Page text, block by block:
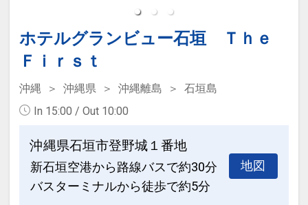
ホテルグランビュー石垣 Ｔｈｅ
Ｆｉｒｓｔ
沖縄 沖縄県 沖縄離島
石垣島
In 15:00 / Out 10:00
沖縄県石垣市登野城１番地
新石垣空港から路線バスで約30分
バスターミナルから徒歩で約5分
地図